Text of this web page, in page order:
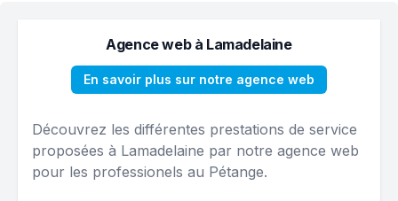
Agence web à Lamadelaine
En savoir plus sur notre agence web
Découvrez les différentes prestations de service
proposées à Lamadelaine par notre agence web
pour les professionels au Pétange.